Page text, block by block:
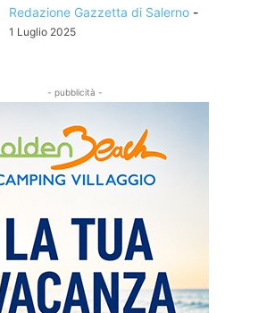
Redazione Gazzetta di Salerno -
1 Luglio 2025
- pubblicità -